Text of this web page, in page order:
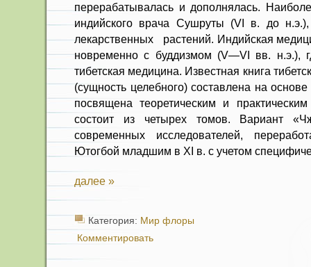
перерабатывалась и дополнялась.
индийского врача Сушруты (VI в. до
лекарственных растений. Индийская
новременно с буддизмом (V—VI вв. н.э.),
тибет­ская медицина. Известная книга
(сущ­ность целебного) составлена на
посвящена теоретическим и
состоит из четырех томов. Вариант
современных исследователей,
Ютогбой младшим в XI в. с учетом
далее »
Категория: Мир флоры
Комментировать